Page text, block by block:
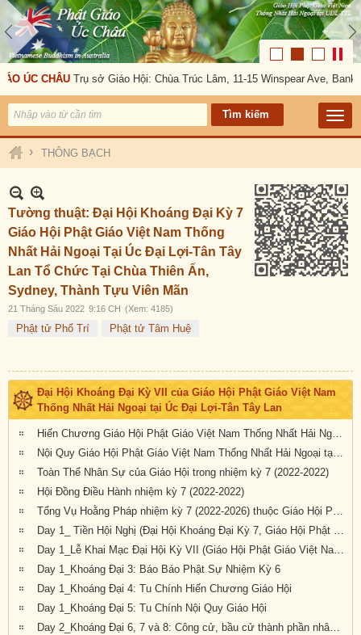
ÚC CHÂU Trụ sở Giáo Hội: Chùa Trúc Lâm, 11-15 Winspear Ave,
› THÔNG BẠCH
Tường thuật: Đại Hội Khoáng Đại Kỳ 7
Giáo Hội Phật Giáo Việt Nam Thống
Nhất Hải Ngoại Tại Úc Đại Lợi-Tân Tây
Lan Tổ Chức Tại Chùa Thiên Ấn,
Sydney, Thành Tựu Viên Mãn
21 Tháng Sáu 2022 9:16 CH (Xem: 4185)
Phật tử Phổ Trí Phật tử Tâm Huệ
Đại Hội Khoáng Đại Kỳ VII của Giáo Hội Phật Giáo Việt Nam
Thống Nhất Hải Ngoại tại Úc Đại Lợi-Tân Tây Lan
Hiến Chương Giáo Hội Phật Giáo Việt Nam Thống Nhất Hải Ngoại tại Úc Đại Lợi - Tân Tây Lan (nhiệm kỳ 2022-2026)
Nội Quy Giáo Hội Phật Giáo Việt Nam Thống Nhất Hải Ngoại tại Úc Đại Lợi - Tân Tây Lan (nhiệm kỳ 2022-2026)
Toàn Thể Nhân Sự của Giáo Hội trong nhiệm kỳ 7 (2022-2022)
Hội Đồng Điều Hành nhiệm kỳ 7 (2022-2022)
Tổng Vụ Hoằng Pháp nhiệm kỳ 7 (2022-2026) thuộc Giáo Hội Phật Giáo Việt Nam Thống Nhất Hải Ngoại tại Úc Đại Lợi-Tân Tây Lan
Day 1_ Tiền Hội Nghị (Đại Hội Khoáng Đại Kỳ 7, Giáo Hội Phật Giáo Việt Nam Hải Ngoại tại Úc Đại Lợi-Tân Tây Lan)
Day 1_Lễ Khai Mạc Đại Hội Kỳ VII (Giáo Hội Phật Giáo Việt Nam Hải Ngoại tại Úc Đại Lợi-Tân Tây Lan)
Day 1_Khoáng Đại 3: Báo Báo Phật Sự Nhiệm Kỳ 6
Day 1_Khoáng Đại 4: Tu Chính Hiến Chương Giáo Hội
Day 1_Khoáng Đại 5: Tu Chính Nội Quy Giáo Hội
Day 2_Khoáng Đại 6, 7 và 8: Công cử, bầu cử thành phần nhân sự nhiệm kỳ VII (2022-2026)